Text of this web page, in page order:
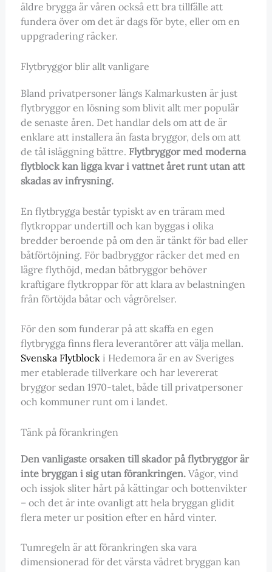
äldre brygga är våren också ett bra tillfälle att
fundera över om det är dags för byte, eller om en
uppgradering räcker.
Flytbryggor blir allt vanligare
Bland privatpersoner längs Kalmarkusten är just
flytbryggor en lösning som blivit allt mer populär
de senaste åren. Det handlar dels om att de är
enklare att installera än fasta bryggor, dels om att
de tål isläggning bättre. Flytbryggor med moderna
flytblock kan ligga kvar i vattnet året runt utan att
skadas av infrysning.
En flytbrygga består typiskt av en träram med
flytkroppar undertill och kan byggas i olika
bredder beroende på om den är tänkt för bad eller
båtförtöjning. För badbryggor räcker det med en
lägre flythöjd, medan båtbryggor behöver
kraftigare flytkroppar för att klara av belastningen
från förtöjda båtar och vågrörelser.
För den som funderar på att skaffa en egen
flytbrygga finns flera leverantörer att välja mellan.
Svenska Flytblocki Hedemora är en av Sveriges
mer etablerade tillverkare och har levererat
bryggor sedan 1970-talet, både till privatpersoner
och kommuner runt om i landet.
Tänk på förankringen
Den vanligaste orsaken till skador på flytbryggor är
inte bryggan i sig utan förankringen.Vågor, vind
och issjok sliter hårt på kättingar och bottenvikter
– och det är inte ovanligt att hela bryggan glidit
flera meter ur position efter en hård vinter.
Tumregeln är att förankringen ska vara
dimensionerad för det värsta vädret bryggan kan